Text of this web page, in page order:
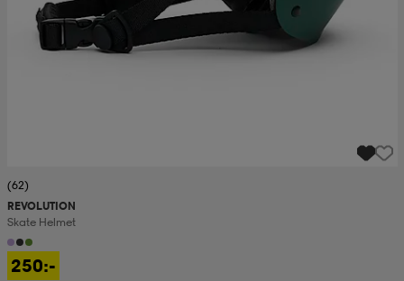
(62)
REVOLUTION
Skate Helmet
250:-